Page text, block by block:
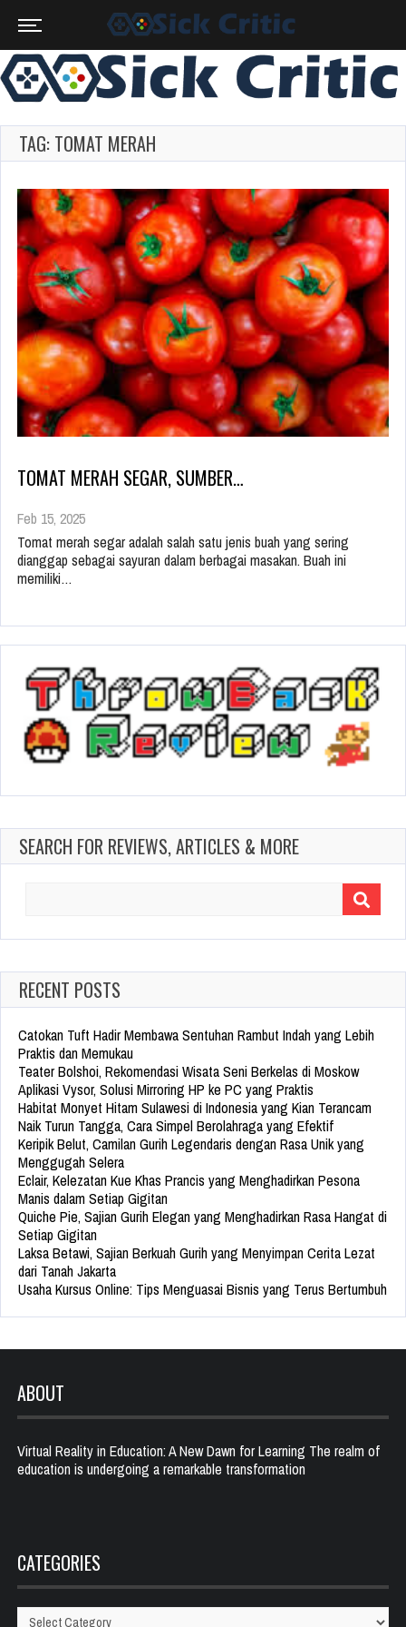
TAG: TOMAT MERAH
TOMAT MERAH SEGAR, SUMBER…
Feb 15, 2025
Tomat merah segar adalah salah satu jenis buah yang sering
dianggap sebagai sayuran dalam berbagai masakan. Buah ini
memiliki…
SEARCH FOR REVIEWS, ARTICLES & MORE
RECENT POSTS
Catokan Tuft Hadir Membawa Sentuhan Rambut Indah yang Lebih
Praktis dan Memukau
Teater Bolshoi, Rekomendasi Wisata Seni Berkelas di Moskow
Aplikasi Vysor, Solusi Mirroring HP ke PC yang Praktis
Habitat Monyet Hitam Sulawesi di Indonesia yang Kian Terancam
Naik Turun Tangga, Cara Simpel Berolahraga yang Efektif
Keripik Belut, Camilan Gurih Legendaris dengan Rasa Unik yang
Menggugah Selera
Eclair, Kelezatan Kue Khas Prancis yang Menghadirkan Pesona
Manis dalam Setiap Gigitan
Quiche Pie, Sajian Gurih Elegan yang Menghadirkan Rasa Hangat di
Setiap Gigitan
Laksa Betawi, Sajian Berkuah Gurih yang Menyimpan Cerita Lezat
dari Tanah Jakarta
Usaha Kursus Online: Tips Menguasai Bisnis yang Terus Bertumbuh
ABOUT
Virtual Reality in Education: A New Dawn for Learning The realm of
education is undergoing a remarkable transformation
CATEGORIES